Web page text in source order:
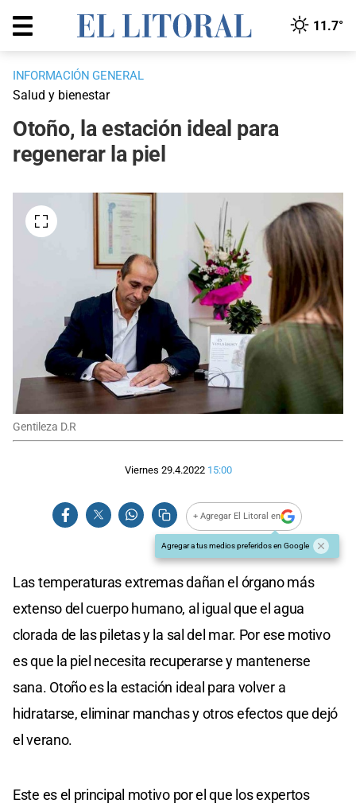
11.7°
INFORMACIÓN GENERAL
Salud y bienestar
Otoño, la estación ideal para
regenerar la piel
Gentileza D.R
Viernes 29.4.2022 15:00
+ Agregar El Litoral en
Agregar a tus medios preferidos en Google
Las temperaturas extremas dañan el órgano más
extenso del cuerpo humano, al igual que el agua
clorada de las piletas y la sal del mar. Por ese motivo
es que la piel necesita recuperarse y mantenerse
sana. Otoño es la estación ideal para volver a
hidratarse, eliminar manchas y otros efectos que dejó
el verano.
Este es el principal motivo por el que los expertos